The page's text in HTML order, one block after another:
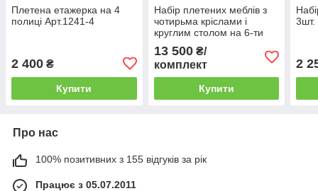
Плетена етажерка на 4
полиці Арт.1241-4
2 400 ₴
Купити
Набір плетених меблів з
чотирьма кріслами і
круглим столом на 6-ти
Арт.12697-4
13 500₴/
комплект
Купити
3шт.
2
Про нас
100% позитивних з 155 відгуків за рік
Працює з 05.07.2011